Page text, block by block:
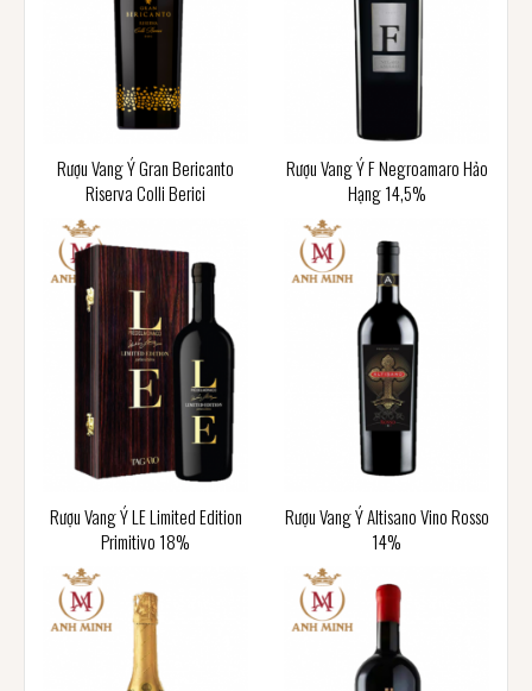
Rượu Vang Ý Gran Bericanto
Riserva Colli Berici
Rượu Vang Ý F Negroamaro Hảo
Hạng 14,5%
Rượu Vang Ý LE Limited Edition
Primitivo 18%
Rượu Vang Ý Altisano Vino Rosso
14%